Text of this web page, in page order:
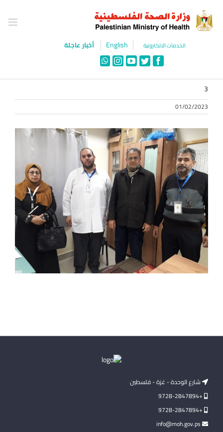
content
الخدمات الالكترونية English أخبار عاجلة
Facebook
Twitter
YouTube
Instagram
WhatsApp
3
01/02/2023
شارع الوحدة - غزة - فلسطين
+9728-2847894
+9728-2847894